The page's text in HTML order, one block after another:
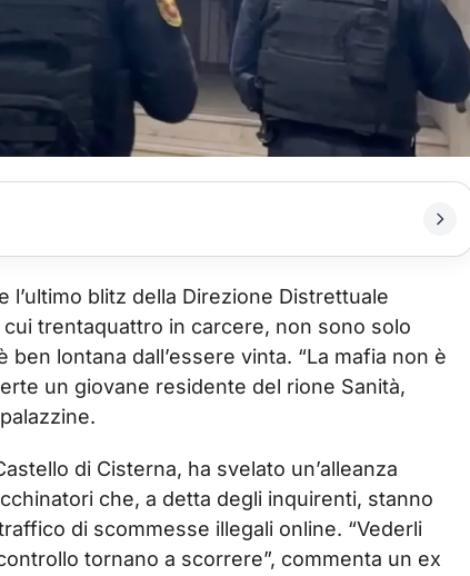
l’ultimo blitz della Direzione Distrettuale
trentaquattro in carcere, non sono solo
lontana dall’essere vinta. “La mafia non è
un giovane residente del rione Sanità,
di Cisterna, ha svelato un’alleanza
che, a detta degli inquirenti, stanno
di scommesse illegali online. “Vederli
tornano a scorrere”, commenta un ex